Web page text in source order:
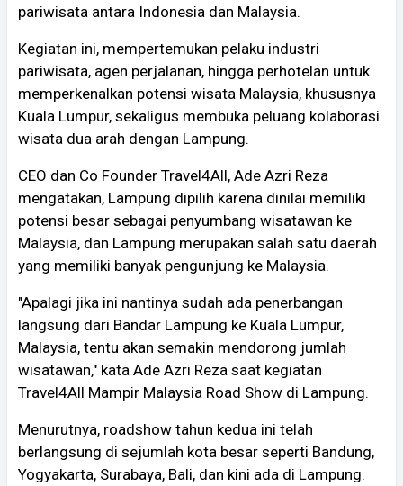
pariwisata antara Indonesia dan Malaysia.
Kegiatan ini, mempertemukan pelaku industri
pariwisata, agen perjalanan, hingga perhotelan untuk
memperkenalkan potensi wisata Malaysia, khususnya
Kuala Lumpur, sekaligus membuka peluang kolaborasi
wisata dua arah dengan Lampung.
CEO dan Co Founder Travel4All, Ade Azri Reza
mengatakan, Lampung dipilih karena dinilai memiliki
potensi besar sebagai penyumbang wisatawan ke
Malaysia, dan Lampung merupakan salah satu daerah
yang memiliki banyak pengunjung ke Malaysia.
"Apalagi jika ini nantinya sudah ada penerbangan
langsung dari Bandar Lampung ke Kuala Lumpur,
Malaysia, tentu akan semakin mendorong jumlah
wisatawan," kata Ade Azri Reza saat kegiatan
Travel4All Mampir Malaysia Road Show di Lampung.
Menurutnya, roadshow tahun kedua ini telah
berlangsung di sejumlah kota besar seperti Bandung,
Yogyakarta, Surabaya, Bali, dan kini ada di Lampung.